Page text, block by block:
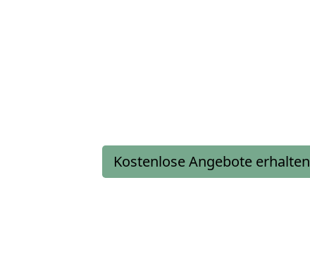
Kostenlose Angebote erhalten